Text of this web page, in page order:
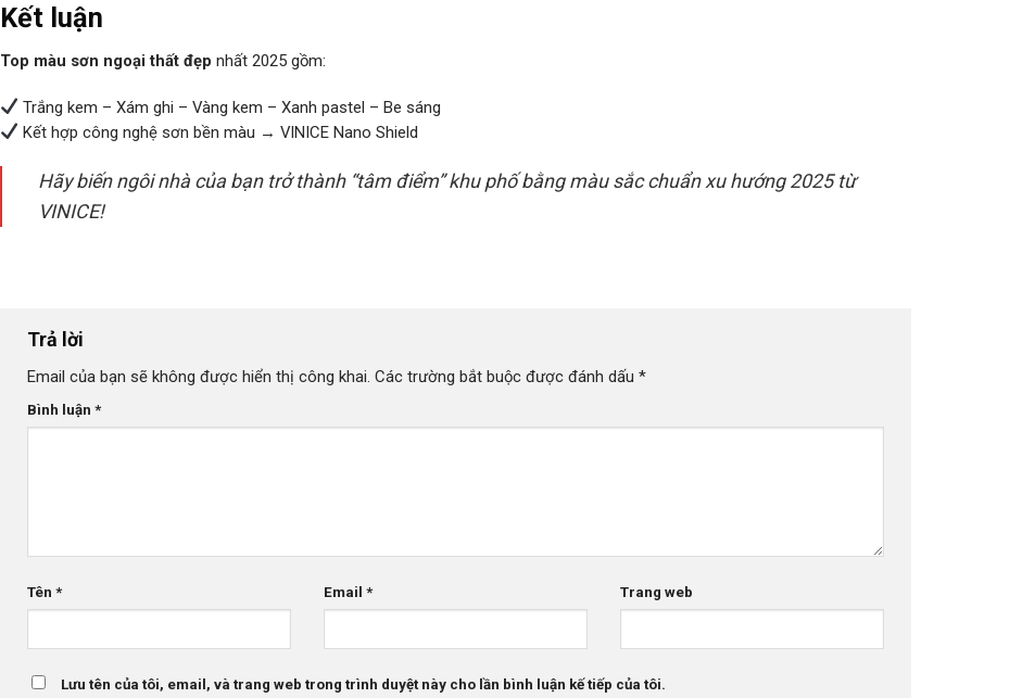
Kết luận
Top màu sơn ngoại thất đẹp nhất 2025 gồm:
Trắng kem – Xám ghi – Vàng kem – Xanh pastel – Be sáng
Kết hợp công nghệ sơn bền màu → VINICE Nano Shield
Hãy biến ngôi nhà của bạn trở thành “tâm điểm” khu phố bằng màu sắc chuẩn xu hướng 2025 từ
VINICE!
Trả lời
Email của bạn sẽ không được hiển thị công khai. Các trường bắt buộc được đánh dấu *
Bình luận *
Tên * Email * Trang web
Lưu tên của tôi, email, và trang web trong trình duyệt này cho lần bình luận kế tiếp của tôi.